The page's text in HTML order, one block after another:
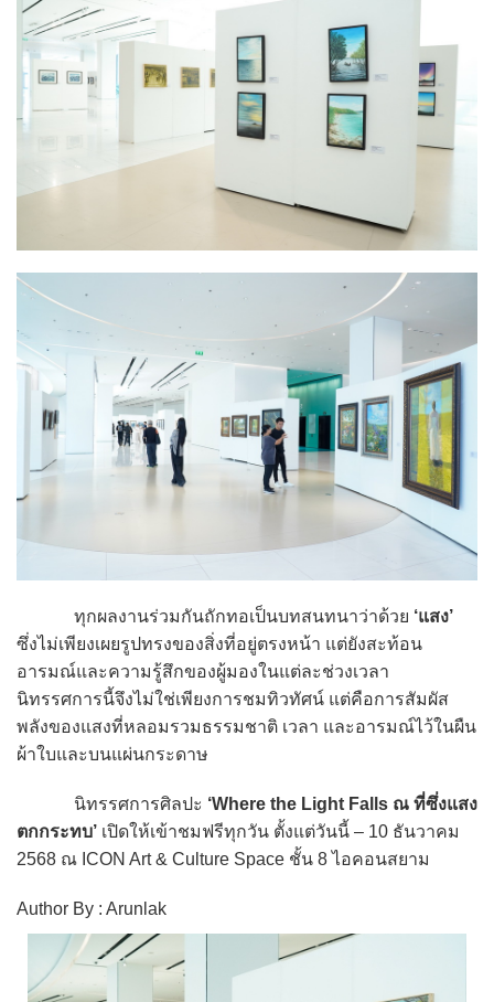
ทุกผลงานร่วมกันถักทอเป็นบทสนทนาว่าด้วย ‘แสง’
ซึ่งไม่เพียงเผยรูปทรงของสิ่งที่อยู่ตรงหน้า แต่ยังสะท้อน
อารมณ์และความรู้สึกของผู้มองในแต่ละช่วงเวลา
นิทรรศการนี้จึงไม่ใช่เพียงการชมทิวทัศน์ แต่คือการสัมผัส
พลังของแสงที่หลอมรวมธรรมชาติ เวลา และอารมณ์ไว้ในผืน
ผ้าใบและบนแผ่นกระดาษ
นิทรรศการศิลปะ ‘Where the Light Falls ณ ที่ซึ่งแสง
ตกกระทบ’ เปิดให้เข้าชมฟรีทุกวัน ตั้งแต่วันนี้ – 10 ธันวาคม
2568 ณ ICON Art & Culture Space ชั้น 8 ไอคอนสยาม
Author By : Arunlak